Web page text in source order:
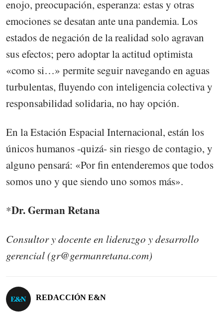
enojo, preocupación, esperanza: estas y otras
emociones se desatan ante una pandemia. Los
estados de negación de la realidad solo agravan
sus efectos; pero adoptar la actitud optimista
«como si…» permite seguir navegando en aguas
turbulentas, fluyendo con inteligencia colectiva y
responsabilidad solidaria, no hay opción.
En la Estación Espacial Internacional, están los
únicos humanos -quizá- sin riesgo de contagio, y
alguno pensará: «Por fin entenderemos que todos
somos uno y que siendo uno somos más».
*Dr. German Retana
Consultor y docente en liderazgo y desarrollo
gerencial (gr@germanretana.com)
REDACCIÓN E&N